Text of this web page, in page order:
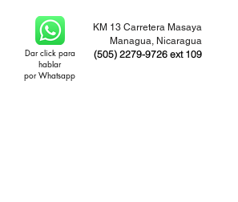
KM 13 Carretera Masaya
Managua, Nicaragua
(505) 2279-9726 ext 109
Dar click para
hablar
por Whatsapp